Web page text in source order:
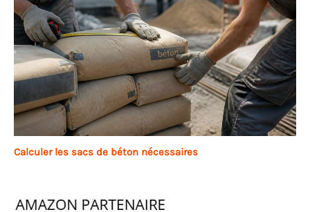
Calculer les sacs de béton nécessaires